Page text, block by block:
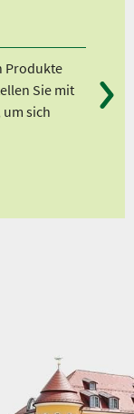
Produkte
Sie mit
sich
Ab